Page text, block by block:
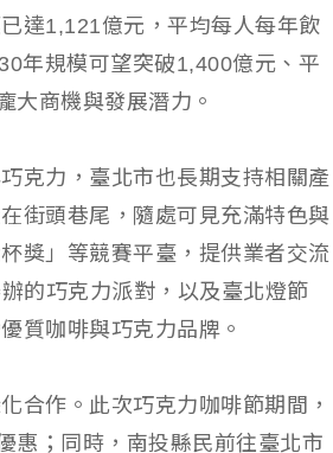
達1,121億元，平均每人每年飲
年規模可望突破1,400億元、平
大商機與發展潛力。
克力，臺北市也長期支持相關產
街頭巷尾，隨處可見充滿特色與
獎」等競賽平臺，提供業者交流
的巧克力派對，以及臺北燈節
質咖啡與巧克力品牌。
合作。此次巧克力咖啡節期間，
惠；同時，南投縣民前往臺北市